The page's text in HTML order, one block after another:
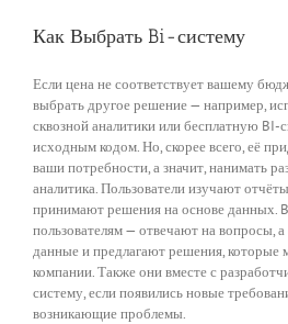
Как Выбрать Bi-систему
Если цена не соответствует вашему
выбрать другое решение — например,
сквозной аналитики или бесплатную
исходным кодом. Но, скорее всего, её
ваши потребности, а значит, нанимать
аналитика. Пользователи изучают
принимают решения на основе данных.
пользователям — отвечают на вопросы,
данные и предлагают решения, которые
компании. Также они вместе с
систему, если появились новые
возникающие проблемы.